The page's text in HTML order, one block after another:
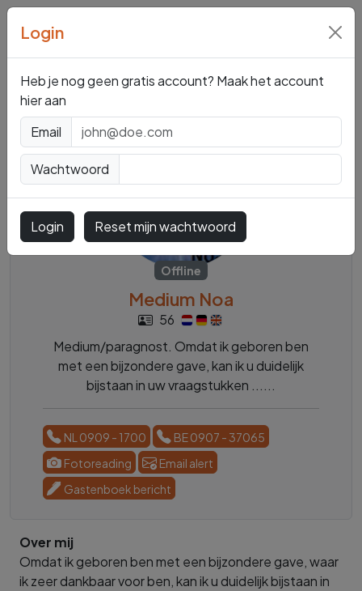
Mediums en
Offline
Medium Noa
56
Medium/paragnost. Omdat ik geboren ben
met een bijzondere gave, kan ik u duidelijk
bijstaan in uw vraagstukken ......
NL 0909 - 1700
BE 0907 - 37065
Fotoreading
Email alert
Gastenboek bericht
Over mij
Omdat ik geboren ben met een bijzondere gave, waar
ik zeer dankbaar voor ben, kan ik u duidelijk bijstaan in
Login
Heb je nog geen gratis account? Maak het account
hier aan
Email
Wachtwoord
Login Reset mijn wachtwoord